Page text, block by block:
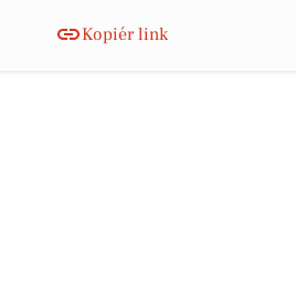
Kopiér link